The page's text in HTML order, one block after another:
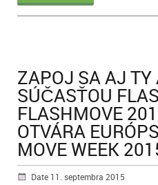
ZAPOJ SA AJ TY
SÚČASŤOU
FLASHMOVE
OTVÁRA
MOVE WEEK
Date 11. septembra 2015